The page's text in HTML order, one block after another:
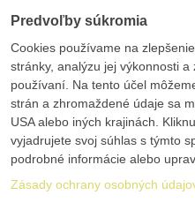
Predvoľby súkromia
Cookies používame na
stránky, analýzu jej výkonnosti
používaní. Na tento účel
strán a zhromaždené údaje sa
USA alebo iných krajinách.
vyjadrujete svoj súhlas s týmto
podrobné informácie alebo
Zásady ochrany osobných